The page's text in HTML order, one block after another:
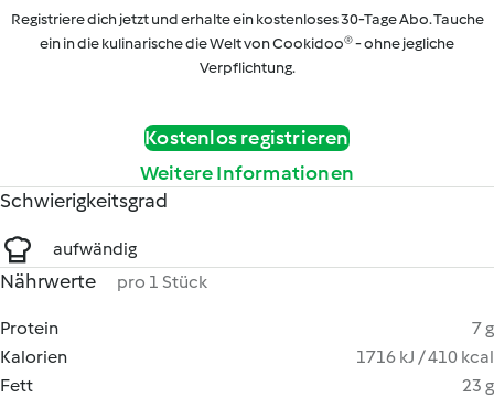
Registriere dich jetzt und erhalte ein kostenloses 30-Tage Abo. Tauche
ein in die kulinarische die Welt von Cookidoo® - ohne jegliche
Verpflichtung.
Kostenlos registrieren
Weitere Informationen
Schwierigkeitsgrad
aufwändig
Nährwerte pro 1 Stück
Protein
7 g
Kalorien
1716 kJ / 410 kcal
Fett
23 g